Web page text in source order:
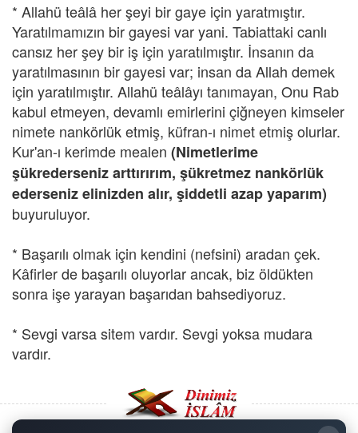
* Allahü teâlâ her şeyi bir gaye için yaratmıştır.
Yaratılmamızın bir gayesi var yani. Tabiattaki canlı
cansız her şey bir iş için yaratılmıştır. İnsanın da
yaratılmasının bir gayesi var; insan da Allah demek
için yaratılmıştır. Allahü teâlâyı tanımayan, Onu Rab
kabul etmeyen, devamlı emirlerini çiğneyen kimseler
nimete nankörlük etmiş, küfran-ı nimet etmiş olurlar.
Kur'an-ı kerimde mealen (Nimetlerime
şükrederseniz arttırırım, şükretmez nankörlük
ederseniz elinizden alır, şiddetli azap yaparım)
buyuruluyor.
* Başarılı olmak için kendini (nefsini) aradan çek.
Kâfirler de başarılı oluyorlar ancak, biz öldükten
sonra işe yarayan başarıdan bahsediyoruz.
* Sevgi varsa sitem vardır. Sevgi yoksa mudara
vardır.